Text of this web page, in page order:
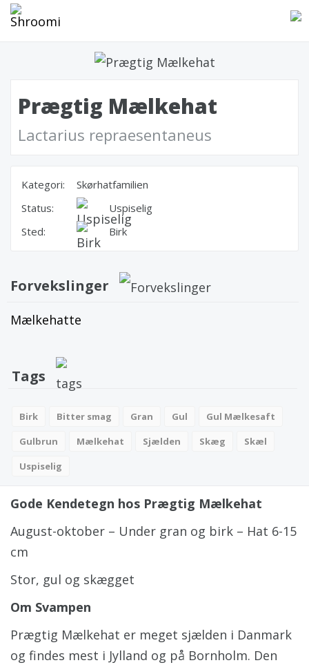
Prægtig Mælkehat
Lactarius repraesentaneus
Kategori:
Skørhatfamilien
Status:
Uspiselig
Sted:
Birk
Forvekslinger
Mælkehatte
Tags
Birk Bitter smag Gran Gul
Gul Mælkesaft
Gulbrun
Mælkehat Sjælden Skæg
Skæl
Uspiselig
Gode Kendetegn hos Prægtig Mælkehat
August-oktober – Under gran og birk – Hat 6-15
cm
Stor, gul og skægget
Om Svampen
Prægtig Mælkehat er meget sjælden i Danmark
og findes mest i Jylland og på Bornholm. Den